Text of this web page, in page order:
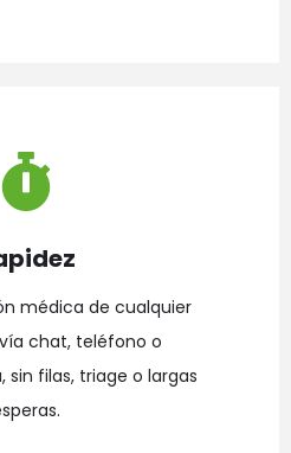
médica de cualquier
chat, teléfono o
filas, triage o largas